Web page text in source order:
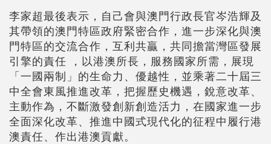
李家超最後表示，自己會與澳門行政長官岑浩輝及
其帶領的澳門特區政府緊密合作，進一步深化與澳
門特區的交流合作，互利共贏，共同擔當灣區發展
引擎的責任 ，以港澳所長，服務國家所需，展現
「一國兩制」的生命力、優越性，並乘著二十屆三
中全會東風推進改革，把握歷史機遇，銳意改革、
主動作為，不斷激發創新創造活力，在國家進一步
全面深化改革、推進中國式現代化的征程中履行港
澳責任、作出港澳貢獻。